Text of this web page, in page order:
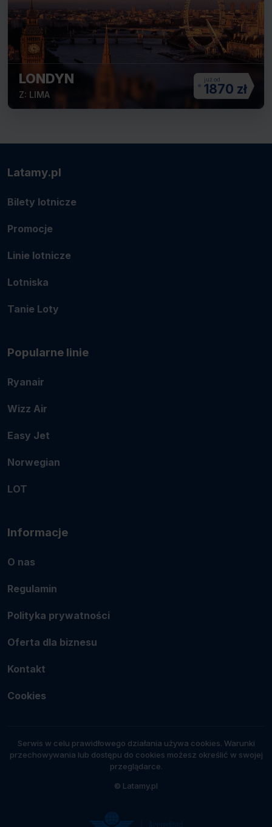
LONDYN
Z: LIMA 1870 zł
Latamy.pl
Bilety lotnicze
Promocje
Linie lotnicze
Lotniska
Tanie Loty
Popularne linie
Ryanair
Wizz Air
Easy Jet
Norwegian
LOT
Informacje
O nas
Regulamin
Polityka prywatności
Oferta dla biznesu
Kontakt
Cookies
Serwis w celu prawidłowego działania używa cookies. Warunki
przechowywania lub dostępu do cookies możesz określić w swojej
przeglądarce.
© Latamy.pl